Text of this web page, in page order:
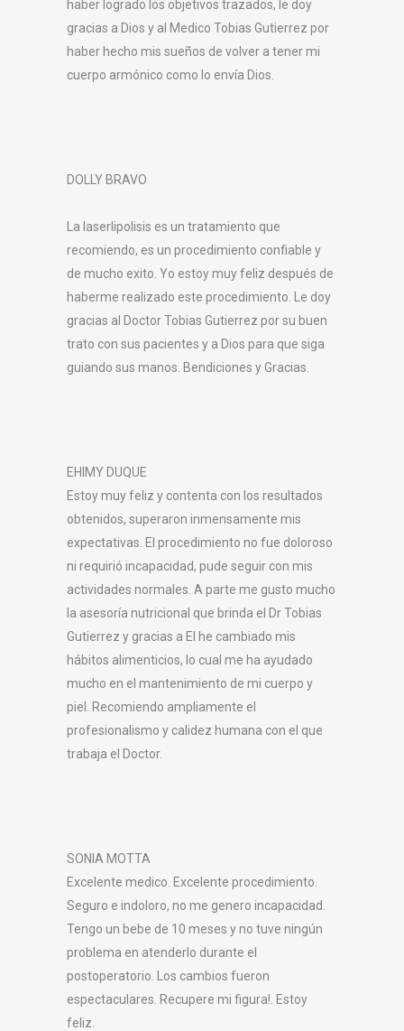
haber logrado los objetivos trazados, le doy
gracias a Dios y al Medico Tobias Gutierrez por
haber hecho mis sueños de volver a tener mi
cuerpo armónico como lo envía Dios.
DOLLY BRAVO
La laserlipolisis es un tratamiento que
recomiendo, es un procedimiento confiable y
de mucho exito. Yo estoy muy feliz después de
haberme realizado este procedimiento. Le doy
gracias al Doctor Tobias Gutierrez por su buen
trato con sus pacientes y a Dios para que siga
guiando sus manos. Bendiciones y Gracias.
EHIMY DUQUE
Estoy muy feliz y contenta con los resultados
obtenidos, superaron inmensamente mis
expectativas. El procedimiento no fue doloroso
ni requirió incapacidad, pude seguir con mis
actividades normales. A parte me gusto mucho
la asesoría nutricional que brinda el Dr Tobias
Gutierrez y gracias a El he cambiado mis
hábitos alimenticios, lo cual me ha ayudado
mucho en el mantenimiento de mi cuerpo y
piel. Recomiendo ampliamente el
profesionalismo y calidez humana con el que
trabaja el Doctor.
SONIA MOTTA
Excelente medico. Excelente procedimiento.
Seguro e indoloro, no me genero incapacidad.
Tengo un bebe de 10 meses y no tuve ningún
problema en atenderlo durante el
postoperatorio. Los cambios fueron
espectaculares. Recupere mi figura!. Estoy
feliz.